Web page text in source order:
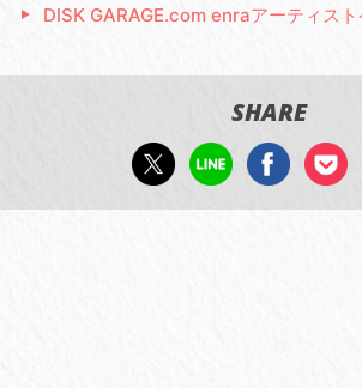
DISK GARAGE.com enraアーティスト
SHARE